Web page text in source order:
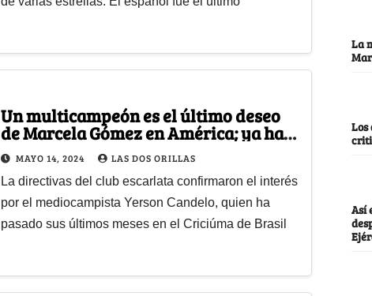
Un multicampeón es el último deseo
de Marcela Gómez en América; ya hay
oferta formal
MAYO 14, 2024 LAS DOS ORILLAS
La directivas del club escarlata confirmaron el interés
por el mediocampista Yerson Candelo, quien ha
pasado sus últimos meses en el Criciúma de Brasil
La
Los
Así